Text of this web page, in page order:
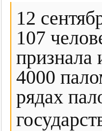
12
107
признала
4000
рядах